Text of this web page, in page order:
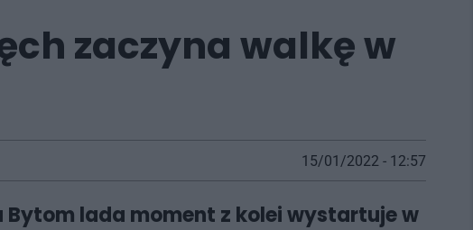
zaczyna walkę w
15/01/2022 - 12:57
Bytom lada moment z kolei wystartuje w